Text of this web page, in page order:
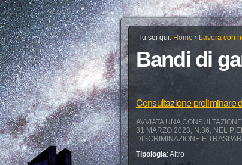
Tu sei qui: Home › Lavora con
Bandi di
Consultazione preliminare
AVVIATA UNA
31 MARZO 2023, N.36, NEL
DISCRIMINAZIONE E
Tipologia:Altro